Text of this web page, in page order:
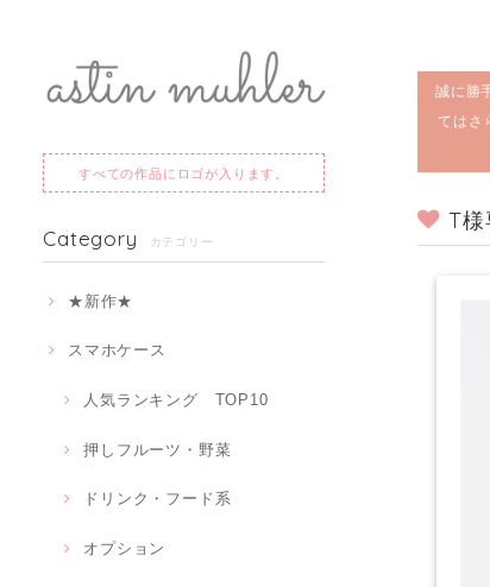
すべての作品にロゴが入ります。
Category カテゴリー
★新作★
スマホケース
人気ランキング TOP10
押しフルーツ・野菜
ドリンク・フード系
オプション
誠に勝
てはさ
T様